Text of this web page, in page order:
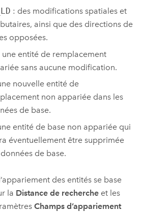
: des modifications spatiales et
ainsi que des directions de
opposées.
une entité de remplacement
sans aucune modification.
nouvelle entité de
non appariée dans les
de base.
entité de base non appariée qui
éventuellement être supprimée
de base.
des entités se base
la Distance de recherche et les
Champs d’appariement